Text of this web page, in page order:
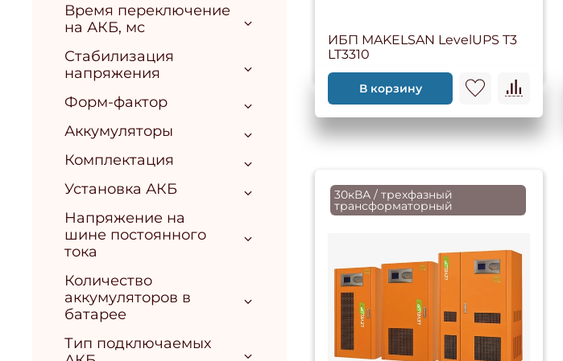
ИБП MAKELSAN LevelUPS T3
LT3310
В корзину
30кВА / трехфазный
трансформаторный
Время переключение
на АКБ, мс
Стабилизация
напряжения
Форм-фактор
Аккумуляторы
Комплектация
Установка АКБ
Напряжение на
шине постоянного
тока
Количество
аккумуляторов в
батарее
Тип подключаемых